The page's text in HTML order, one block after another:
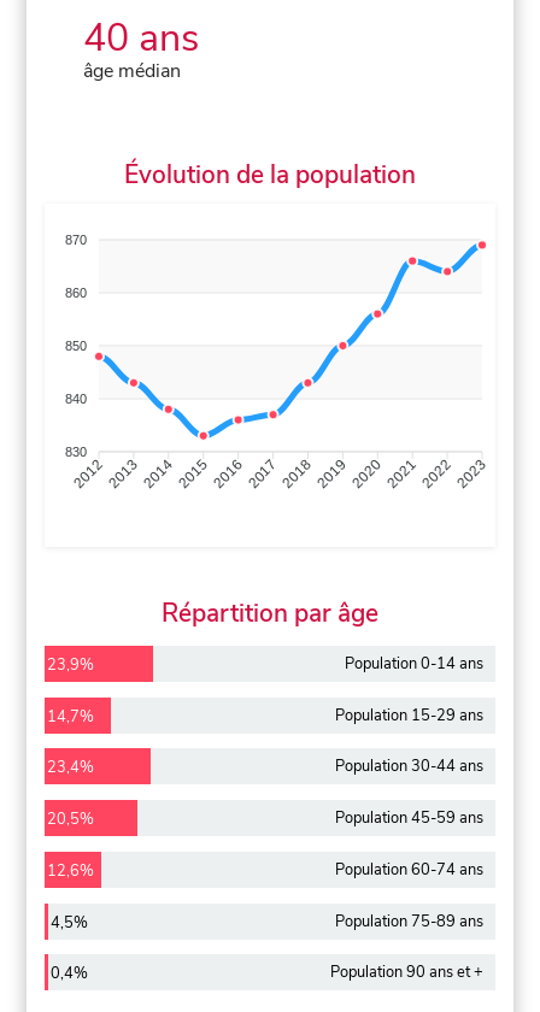
40 ans
âge médian
Évolution de la population
870
860
850
840
830
201220132014201520162017 20182019 2020202120222023
Répartition par âge
23,9% Population 0-14 ans
14,7% Population 15-29 ans
23,4% Population 30-44 ans
20,5% Population 45-59 ans
12,6% Population 60-74 ans
4,5% Population 75-89 ans
0,4% Population 90 ans et +